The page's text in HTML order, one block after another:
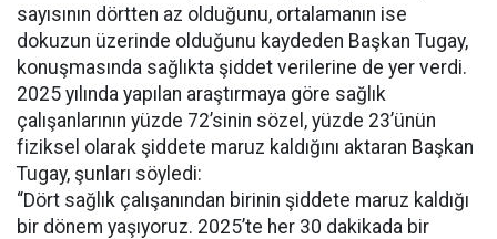
sayısının dörtten az olduğunu, ortalamanın ise
dokuzun üzerinde olduğunu kaydeden Başkan Tugay,
konuşmasında sağlıkta şiddet verilerine de yer verdi.
2025 yılında yapılan araştırmaya göre sağlık
çalışanlarının yüzde 72’sinin sözel, yüzde 23’ünün
fiziksel olarak şiddete maruz kaldığını aktaran Başkan
Tugay, şunları söyledi:
“Dört sağlık çalışanından birinin şiddete maruz kaldığı
bir dönem yaşıyoruz. 2025’te her 30 dakikada bir